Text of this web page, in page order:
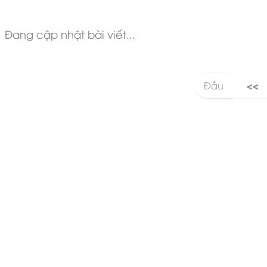
Đang cập nhật bài viết...
Đầu <<